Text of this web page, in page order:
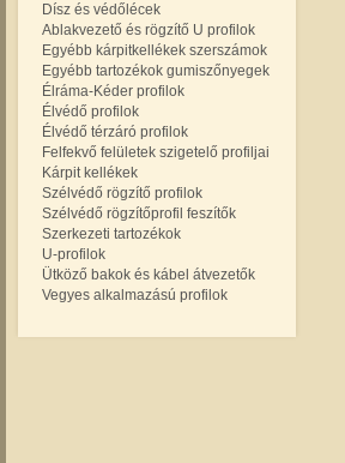
Dísz és védőlécek
Ablakvezető és rögzítő U profilok
Egyébb kárpitkellékek szerszámok
Egyébb tartozékok gumiszőnyegek
Élráma-Kéder profilok
Élvédő profilok
Élvédő térzáró profilok
Felfekvő felületek szigetelő profiljai
Kárpit kellékek
Szélvédő rögzítő profilok
Szélvédő rögzítőprofil feszítők
Szerkezeti tartozékok
U-profilok
Ütköző bakok és kábel átvezetők
Vegyes alkalmazású profilok